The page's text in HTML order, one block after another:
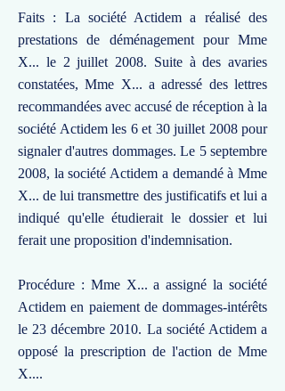
Faits : La société Actidem a réalisé des
prestations de déménagement pour Mme
X... le 2 juillet 2008. Suite à des avaries
constatées, Mme X... a adressé des lettres
recommandées avec accusé de réception à la
société Actidem les 6 et 30 juillet 2008 pour
signaler d'autres dommages. Le 5 septembre
2008, la société Actidem a demandé à Mme
X... de lui transmettre des justificatifs et lui a
indiqué qu'elle étudierait le dossier et lui
ferait une proposition d'indemnisation.
Procédure : Mme X... a assigné la société
Actidem en paiement de dommages-intérêts
le 23 décembre 2010. La société Actidem a
opposé la prescription de l'action de Mme
X....